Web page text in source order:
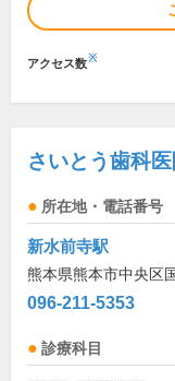
アクセス数※
さいとう歯科
所在地・電話番号
新水前寺駅
熊本県熊本市中央区
096-211-5353
診療科目